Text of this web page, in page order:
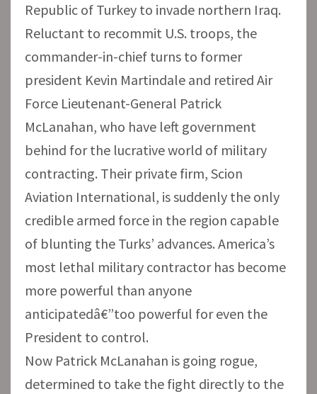
Republic of Turkey to invade northern Iraq.
Reluctant to recommit U.S. troops, the
commander-in-chief turns to former
president Kevin Martindale and retired Air
Force Lieutenant-General Patrick
McLanahan, who have left government
behind for the lucrative world of military
contracting. Their private firm, Scion
Aviation International, is suddenly the only
credible armed force in the region capable
of blunting the Turks’ advances. America’s
most lethal military contractor has become
more powerful than anyone
anticipatedâ€”too powerful for even the
President to control.
Now Patrick McLanahan is going rogue,
determined to take the fight directly to the